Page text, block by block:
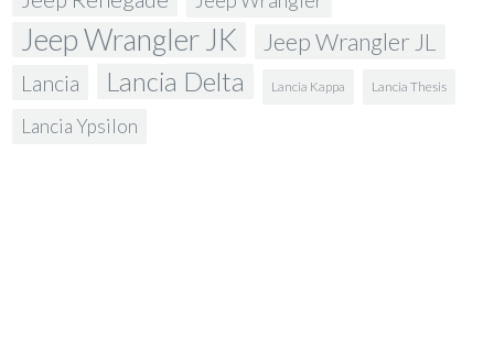
Jeep Wrangler JK Jeep Wrangler JL
Lancia Lancia Delta Lancia Kappa Lancia Thesis
Lancia Ypsilon